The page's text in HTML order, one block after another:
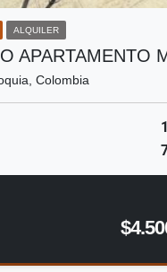
ALQUILER
APARTAMENTO
Colombia
1